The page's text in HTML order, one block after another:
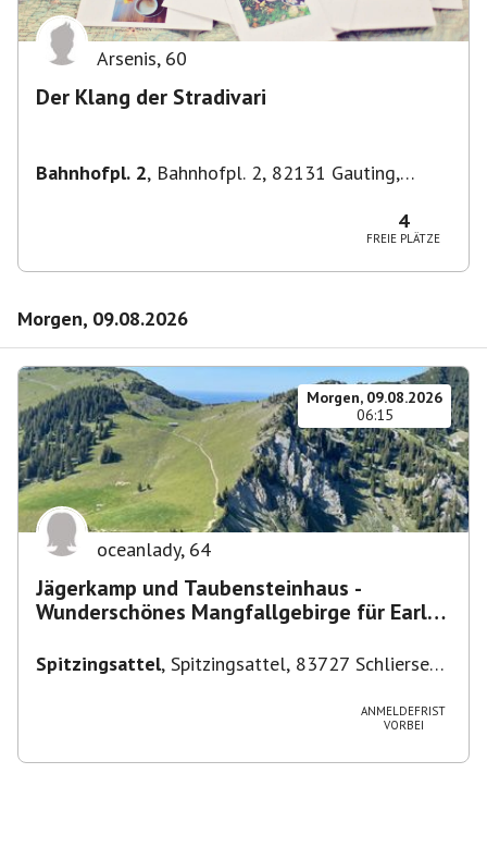
Arsenis, 60
Der Klang der Stradivari
Bahnhofpl. 2, Bahnhofpl. 2, 82131 Gauting,
4
FREIE PLÄTZE
Morgen, 09.08.2026
Morgen, 09.08.2026
06:15
oceanlady, 64
Jägerkamp und Taubensteinhaus -
Wunderschönes Mangfallgebirge für Early
Spitzingsattel, Spitzingsattel, 83727 Schliersee,
ANMELDEFRIST
VORBEI